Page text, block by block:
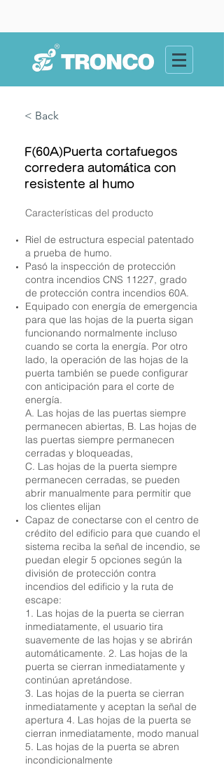
< Back
F(60A)Puerta cortafuegos
corredera automática con
resistente al humo
Características del producto
Riel de estructura especial patentado
a prueba de humo.
Pasó la inspección de protección
contra incendios CNS 11227, grado
de protección contra incendios 60A.
Equipado con energía de emergencia
para que las hojas de la puerta sigan
funcionando normalmente incluso
cuando se corta la energía. Por otro
lado, la operación de las hojas de la
puerta también se puede configurar
con anticipación para el corte de
energía.
A. Las hojas de las puertas siempre
permanecen abiertas, B. Las hojas de
las puertas siempre permanecen
cerradas y bloqueadas,
C. Las hojas de la puerta siempre
permanecen cerradas, se pueden
abrir manualmente para permitir que
los clientes elijan
Capaz de conectarse con el centro de
crédito del edificio para que cuando el
sistema reciba la señal de incendio, se
puedan elegir 5 opciones según la
división de protección contra
incendios del edificio y la ruta de
escape:
1. Las hojas de la puerta se cierran
inmediatamente, el usuario tira
suavemente de las hojas y se abrirán
automáticamente. 2. Las hojas de la
puerta se cierran inmediatamente y
continúan apretándose.
3. Las hojas de la puerta se cierran
inmediatamente y aceptan la señal de
apertura 4. Las hojas de la puerta se
cierran inmediatamente, modo manual
5. Las hojas de la puerta se abren
incondicionalmente